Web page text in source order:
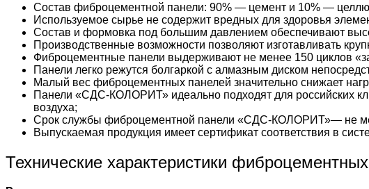
Состав фиброцементной панели: 90% — цемент и 10% —
Используемое сырье не содержит вредных для здоровья
Состав и формовка под большим давлением обеспечивают
Производственные возможности позволяют изготавливать
Фиброцементные панели выдерживают не менее 150 циклов
Панели легко режутся болгаркой с алмазным диском
Малый вес фиброцементных панелей значительно снижает
Панели «СДС-КОЛОРИТ» идеально подходят для российских
воздуха;
Срок службы фиброцементной панели «СДС-КОЛОРИТ»— не
Выпускаемая продукция имеет сертификат соответствия в
Технические характеристики